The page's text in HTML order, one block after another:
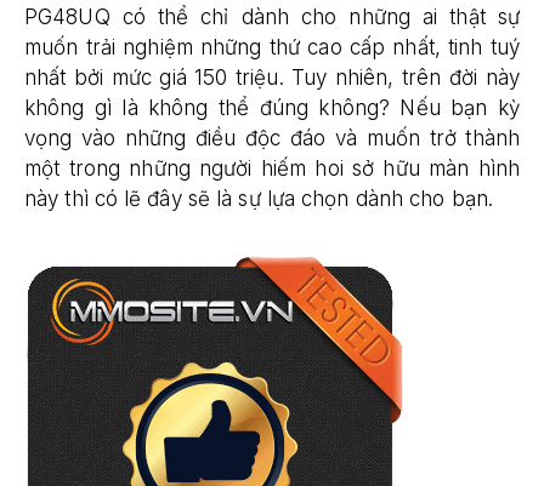
PG48UQ có thể chỉ dành cho những ai thật sự
muốn trải nghiệm những thứ cao cấp nhất, tinh tuý
nhất bởi mức giá 150 triệu. Tuy nhiên, trên đời này
không gì là không thể đúng không? Nếu bạn kỳ
vọng vào những điều độc đáo và muốn trở thành
một trong những người hiếm hoi sở hữu màn hình
này thì có lẽ đây sẽ là sự lựa chọn dành cho bạn.